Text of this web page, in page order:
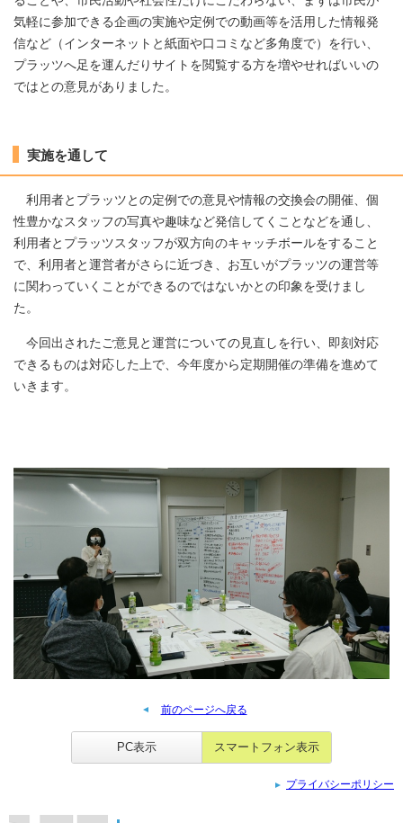
気軽に参加できる企画の実施や定例での動画等を活用した情報発
信など（インターネットと紙面や口コミなど多角度で）を行い、
プラッツへ足を運んだりサイトを閲覧する方を増やせればいいの
ではとの意見がありました。
実施を通して
利用者とプラッツとの定例での意見や情報の交換会の開催、個
性豊かなスタッフの写真や趣味など発信してくことなどを通し、
利用者とプラッツスタッフが双方向のキャッチボールをすること
で、利用者と運営者がさらに近づき、お互いがプラッツの運営等
に関わっていくことができるのではないかとの印象を受けまし
た。
今回出されたご意見と運営についての見直しを行い、即刻対応
できるものは対応した上で、今年度から定期開催の準備を進めて
いきます。
前のページへ戻る
PC表示 スマートフォン表示
プライバシーポリシー